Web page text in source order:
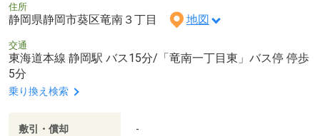
住所
静岡県静岡市葵区竜南３丁目 地図
交通
東海道本線 静岡駅 バス15分/「竜南一丁目東」バス停 停歩
5分
乗り換え検索
敷引・償却 -